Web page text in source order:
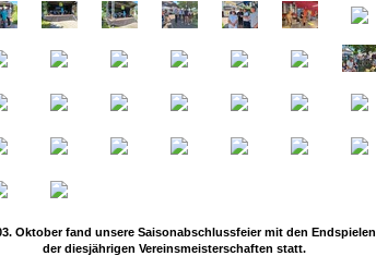
Oktober fand unsere Saisonabschlussfeier mit den Endspielen
der diesjährigen Vereinsmeisterschaften statt.